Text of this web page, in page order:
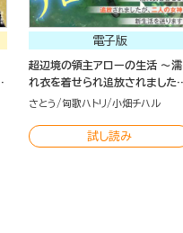
電子版
超辺境の領主アローの生活 ～濡
れ衣を着せられ追放されました
が、二人の女神と新生活を送りま
さとう 匈歌ハトリ 小畑チハル
試し読み